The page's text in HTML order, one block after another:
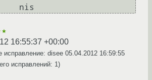
16:55:37 +00:00
исправление: disee 05.04.2012 16:59:55
исправлений: 1)